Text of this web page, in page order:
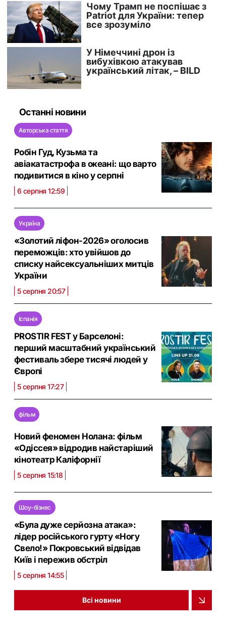
Останні новини
Авторська стаття
Робін Гуд, Кузьма та
авіакатастрофа в океані: що варто
подивитися в кіно у серпні
6 серпня 12:59
Україна
«Золотий ліфон-2026» оголосив
переможців: хто увійшов до
списку найсексуальніших митців
України
5 серпня 20:57
Іспанія
PROSTIR FEST у Барселоні:
перший масштабний український
фестиваль збере тисячі людей у
Європі
5 серпня 17:27
фільм
Новий феномен Нолана: фільм
«Одіссея» відродив найстаріший
кінотеатр Каліфорнії
5 серпня 15:18
Шоу-бізнес
«Була дуже серйозна атака»:
лідер російського гурту «Ногу
Свело!» Покровський відвідав
Київ і пережив обстріл
5 серпня 14:55
Всі новини